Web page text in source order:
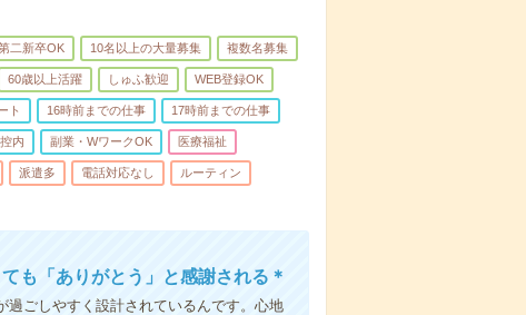
二新卒OK 10名以上の大量募集 複数名募集
60歳以上活躍 しゅふ歓迎 WEB登録OK
ト 16時前までの仕事 17時前までの仕事
内 副業・WワークOK 医療福祉
派遣多 電話対応なし ルーティン
も「ありがとう」と感謝される＊
ごしやすく設計されているんです。心地